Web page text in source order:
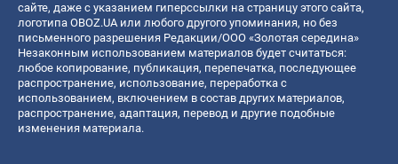
сайте, даже с указанием гиперссылки на страницу этого сайта,
логотипа OBOZ.UA или любого другого упоминания, но без
письменного разрешения Редакции/ООО «Золотая середина»
Незаконным использованием материалов будет считаться:
любое копирование, публикация, перепечатка, последующее
распространение, использование, переработка с
использованием, включением в состав других материалов,
распространение, адаптация, перевод и другие подобные
изменения материала.